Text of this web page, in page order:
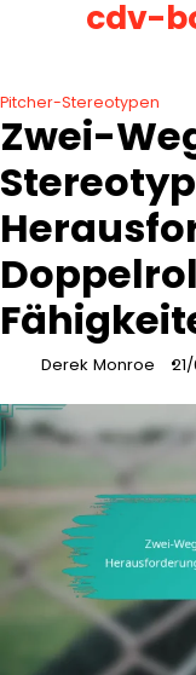
cdv-
Pitcher-Stereotypen
Zwei-
Derek Monroe